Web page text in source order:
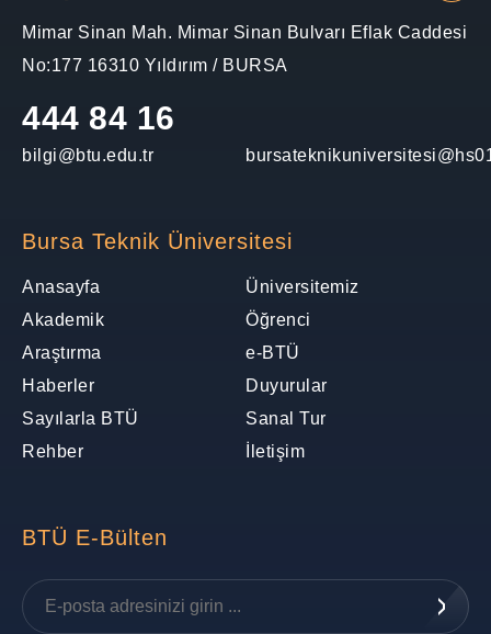
Mimar Sinan Mah. Mimar Sinan Bulvarı Eflak Caddesi
No:177 16310 Yıldırım / BURSA
444 84 16
bilgi@btu.edu.tr
Bursa Teknik Üniversitesi
Anasayfa
Üniversitemiz
Akademik
Öğrenci
Araştırma
e-BTÜ
Haberler
Duyurular
Sayılarla BTÜ
Sanal Tur
Rehber
İletişim
BTÜ E-Bülten